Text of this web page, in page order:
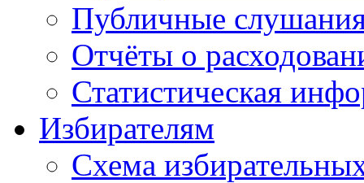
Публичные
Отчёты о
Статистическая
Избирателям
Схема